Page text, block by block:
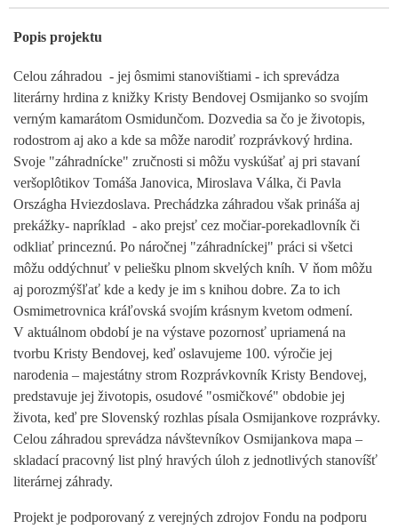
Popis projektu
Celou záhradou - jej ôsmimi stanovištiami - ich sprevádza
literárny hrdina z knižky Kristy Bendovej Osmijanko so svojím
verným kamarátom Osmidunčom. Dozvedia sa čo je životopis,
rodostrom aj ako a kde sa môže narodiť rozprávkový hrdina.
Svoje "záhradnícke" zručnosti si môžu vyskúšať aj pri stavaní
veršoplôtikov Tomáša Janovica, Miroslava Válka, či Pavla
Országha Hviezdoslava. Prechádzka záhradou však prináša aj
prekážky- napríklad - ako prejsť cez močiar-porekadlovník či
odkliať princeznú. Po náročnej "záhradníckej" práci si všetci
môžu oddýchnuť v peliešku plnom skvelých kníh. V ňom môžu
aj porozmýšľať kde a kedy je im s knihou dobre. Za to ich
Osmimetrovnica kráľovská svojím krásnym kvetom odmení.
V aktuálnom období je na výstave pozornosť upriamená na
tvorbu Kristy Bendovej, keď oslavujeme 100. výročie jej
narodenia – majestátny strom Rozprávkovník Kristy Bendovej,
predstavuje jej životopis, osudové "osmičkové" obdobie jej
života, keď pre Slovenský rozhlas písala Osmijankove rozprávky.
Celou záhradou sprevádza návštevníkov Osmijankova mapa –
skladací pracovný list plný hravých úloh z jednotlivých stanovíšť
literárnej záhrady.
Projekt je podporovaný z verejných zdrojov Fondu na podporu